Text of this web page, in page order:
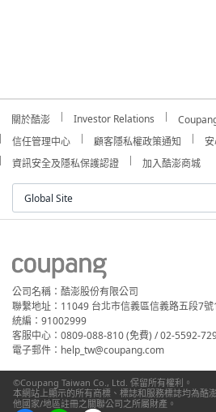
關於酷澎 Investor Relations
信任管理中心
顧客隱私權政策通知
資訊安全及隱私保護認證
加入酷澎商城
Global Site
公司名稱：酷澎股份有限公司
聯繫地址：11049 台北市信義區信義路五段7號
統編：91002999
客服中心：0809-088-810 (免費) / 02-5592-
電子郵件：help_tw@coupang.com
©Coupang Taiwan Co., Ltd. 保留所有權利。
本網站上顯示的所有商標、標誌和服務標誌均為酷
他國家/地區註冊之關聯公司之所屬財產。